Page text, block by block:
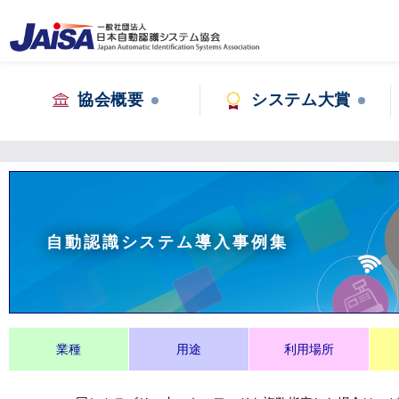
協会概要 システム大賞
自動認識システム導入事例集
業種 用途 利用場所